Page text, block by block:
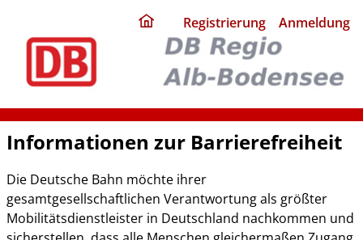
home
page
Registrierung Anmeldung
Informationen zur Barrierefreiheit
Die Deutsche Bahn möchte ihrer
gesamtgesellschaftlichen Verantwortung als größter
Mobilitätsdienstleister in Deutschland nachkommen und